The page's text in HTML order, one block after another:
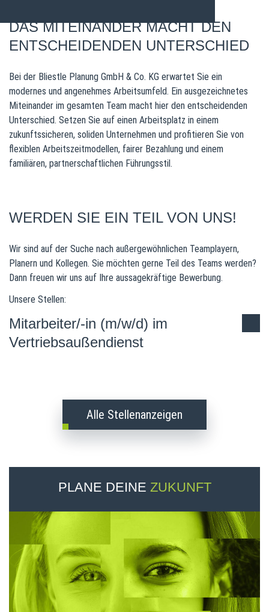
DAS MITEINANDER MACHT DEN
ENTSCHEIDENDEN UNTERSCHIED
Bei der Bliestle Planung GmbH & Co. KG erwartet Sie ein
modernes und angenehmes Arbeitsumfeld. Ein ausgezeichnetes
Miteinander im gesamten Team macht hier den entscheidenden
Unterschied. Setzen Sie auf einen Arbeitsplatz in einem
zukunftssicheren, soliden Unternehmen und profitieren Sie von
flexiblen Arbeitszeitmodellen, fairer Bezahlung und einem
familiären, partnerschaftlichen Führungsstil.
WERDEN SIE EIN TEIL VON UNS!
Wir sind auf der Suche nach außergewöhnlichen Teamplayern,
Planern und Kollegen. Sie möchten gerne Teil des Teams werden?
Dann freuen wir uns auf Ihre aussagekräftige Bewerbung.
Unsere Stellen:
Mitarbeiter/-in (m/w/d) im
Vertriebsaußendienst
Alle Stellenanzeigen
PLANE DEINE ZUKUNFT